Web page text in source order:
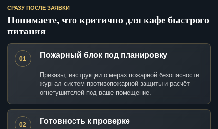
СРАЗУ ПОСЛЕ ЗАЯВКИ
Понимаете, что критично для кафе быстрого
питания
01 Пожарный блок под планировку
Приказы, инструкции о мерах пожарной безопасности,
журнал систем противопожарной защиты и расчёт
огнетушителей под ваше помещение.
02 Готовность к проверке